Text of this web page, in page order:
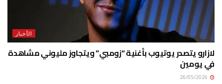
الأخبار
لازارو يتصدر يوتيوب بأغنية “زومبي” ويتجاوز مليوني مشاهدة
في يومين